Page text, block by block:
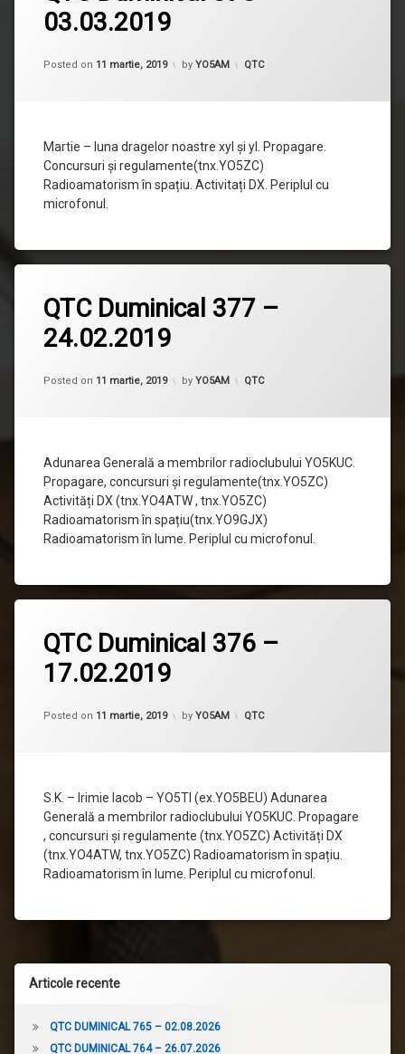
03.03.2019
Posted on 11 martie, 2019 by YO5AM Categorii:
QTC
Martie – luna dragelor noastre xyl și yl. Propagare.
Concursuri și regulamente(tnx.YO5ZC)
Radioamatorism în spațiu. Activitați DX. Periplul cu
microfonul.
la
QTC
378
QTC Duminical 377 –
24.02.2019
Posted on 11 martie, 2019
Updated on 11 martie, 2019
by YO5AM Categorii:
QTC
Adunarea Generală a membrilor radioclubului YO5KUC.
Propagare, concursuri și regulamente(tnx.YO5ZC)
Activități DX (tnx.YO4ATW , tnx.YO5ZC)
Radioamatorism în spațiu(tnx.YO9GJX)
Radioamatorism în lume. Periplul cu microfonul.
un
comentariu
la
QTC
377
QTC Duminical 376 –
17.02.2019
Posted on 11 martie, 2019
Updated on 11 martie, 2019
by YO5AM Categorii:
QTC
S.K. – Irimie Iacob – YO5TI (ex.YO5BEU) Adunarea
Generală a membrilor radioclubului YO5KUC. Propagare
, concursuri și regulamente (tnx.YO5ZC) Activități DX
(tnx.YO4ATW, tnx.YO5ZC) Radioamatorism în spațiu.
Radioamatorism în lume. Periplul cu microfonul.
un
comentariu
la
QTC
376
Articole recente
QTC DUMINICAL 765 – 02.08.2026
QTC DUMINICAL 764 – 26.07.2026